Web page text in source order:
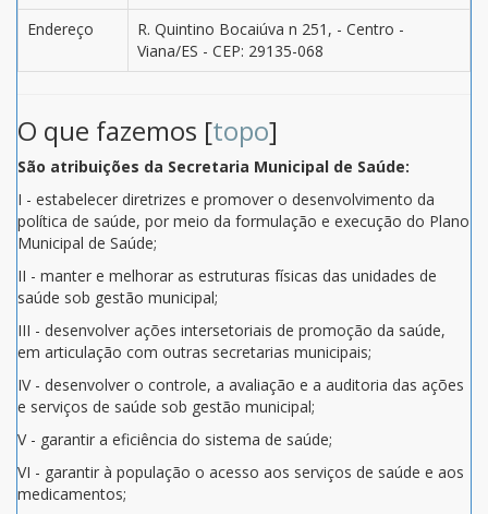
Endereço
R. Quintino Bocaiúva n 251, - Centro -
Viana/ES - CEP: 29135-068
O que fazemos [topo]
São atribuições da Secretaria Municipal de Saúde:
I - estabelecer diretrizes e promover o desenvolvimento da
política de saúde, por meio da formulação e execução do Plano
Municipal de Saúde;
II - manter e melhorar as estruturas físicas das unidades de
saúde sob gestão municipal;
III - desenvolver ações intersetoriais de promoção da saúde,
em articulação com outras secretarias municipais;
IV - desenvolver o controle, a avaliação e a auditoria das ações
e serviços de saúde sob gestão municipal;
V - garantir a eficiência do sistema de saúde;
VI - garantir à população o acesso aos serviços de saúde e aos
medicamentos;